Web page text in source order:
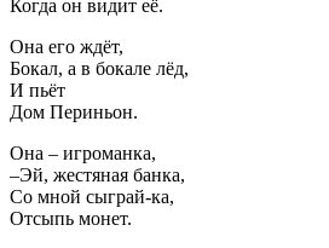
Когда он видит её.
Она его ждёт,
Бокал, а в бокале лёд,
И пьёт
Дом Периньон.
Она – игроманка,
–Эй, жестяная банка,
Со мной сыграй-ка,
Отсыпь монет.